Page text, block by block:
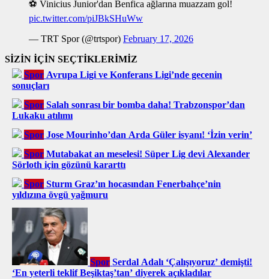
⚽ Vinicius Junior'dan Benfica ağlarına muazzam gol!
pic.twitter.com/piJBkSHuWw
— TRT Spor (@trtspor) February 17, 2026
SİZİN İÇİN SEÇTİKLERİMİZ
Spor Avrupa Ligi ve Konferans Ligi’nde gecenin
sonuçları
Spor Salah sonrası bir bomba daha! Trabzonspor’dan
Lukaku atılımı
Spor Jose Mourinho’dan Arda Güler isyanı! ‘İzin verin’
Spor Mutabakat an meselesi! Süper Lig devi Alexander
Sörloth için gözünü kararttı
Spor Sturm Graz’ın hocasından Fenerbahçe’nin
yıldızına övgü yağmuru
Spor Serdal Adalı ‘Çalışıyoruz’ demişti!
‘En yeterli teklif Beşiktaş’tan’ diyerek açıkladılar